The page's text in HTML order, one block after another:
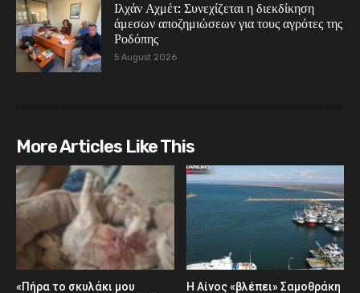
Ιλχάν Αχμέτ: Συνεχίζεται η διεκδίκηση
άμεσων αποζημιώσεων για τους αγρότες της
Ροδόπης
5 August 2026
More Articles Like This
«Πήρα το σκυλάκι μου
Η Αίνος «βλέπει» Σαμοθράκη